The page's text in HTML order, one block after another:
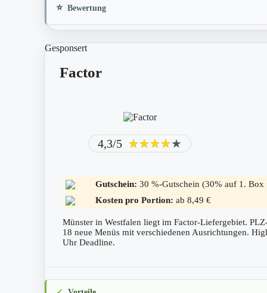
Bewertung
Gesponsert
Factor
4,3/5 ★★★★★
★★★★★
Gutschein:30 %-Gutschein (30% auf 1.
Kosten pro Portion:ab 8,49 €
Münster in Westfalen liegt im Factor-Liefergebiet.
18 neue Menüs mit verschiedenen Ausrichtungen.
Uhr Deadline.